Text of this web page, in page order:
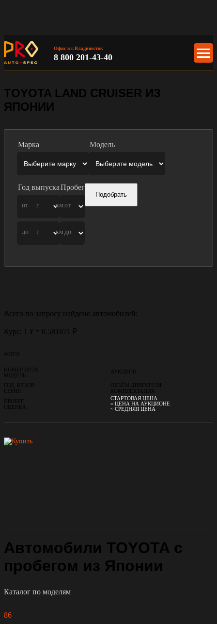
Офис в г.Владивосток
8 800 201-43-40
TOYOTA LAND CRUISER ИЗ
ЯПОНИИ
Марка Модель
Год выпуска
от г.
до г.
Пробег
от
км.
до
км.
Подобрать
Всего по запросу найдено автомобилей:
Курс: 1 ¥ = 0.581871 ₽
ФОТО
НОМЕР ЛОТА
МОДЕЛЬ
АУКЦИОН
ГОД, КУЗОВ
СЕРИЯ
ОБЪЁМ ДВИГАТЕЛЯ
КОМПЛЕКТАЦИЯ
ПРОБЕГ
ОЦЕНКА
СТАРТОВАЯ ЦЕНА
= ЦЕНА НА АУКЦИОНЕ
~ СРЕДНЯЯ ЦЕНА
Автомобили TOYOTA с
пробегом из Японии
Каталог по моделям
86